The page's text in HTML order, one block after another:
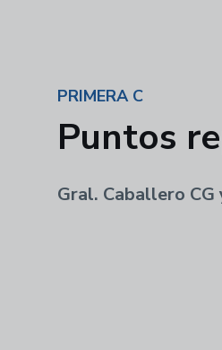
PRIMERA C
Puntos
Gral. Caballero